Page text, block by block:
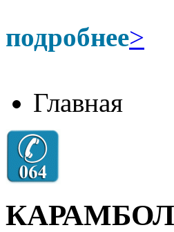
подробнее>
Главная